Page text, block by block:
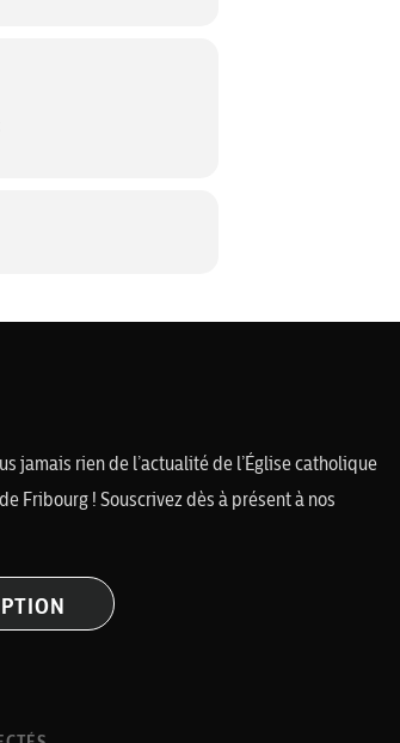
jamais rien de l’actualité de l’Église catholique
Fribourg ! Souscrivez dès à présent à nos